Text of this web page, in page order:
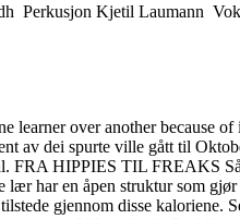
 Perkusjon Kjetil Laumann 
over another because of
av dei spurte ville gått til
FRA HIPPIES TIL FREAKS
har en åpen struktur som gjør
gjennom disse kaloriene.